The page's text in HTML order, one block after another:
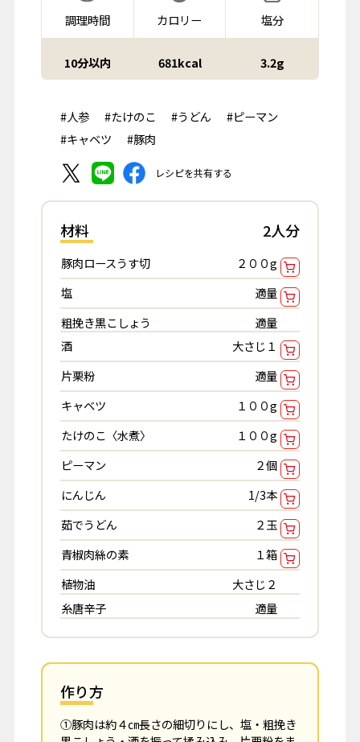
調理時間
10分以内
カロリー
681kcal
塩分
3.2g
#人参 #たけのこ #うどん
#ピーマン
#キャベツ
#豚肉
レシピを共有する
材料 2人分
豚肉ロースうす切
２００g
塩
適量
粗挽き黒こしょう
適量
酒
大さじ１
片栗粉
適量
キャベツ
１００g
たけのこ〈水煮〉
１００g
ピーマン
２個
にんじん
1/3本
茹でうどん
２玉
青椒肉絲の素
１箱
植物油
大さじ２
糸唐辛子
適量
作り方
①豚肉は約４㎝長さの細切りにし、塩・粗挽き